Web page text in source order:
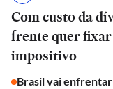
Com custo da
frente quer fixar
impositivo
Brasil vai